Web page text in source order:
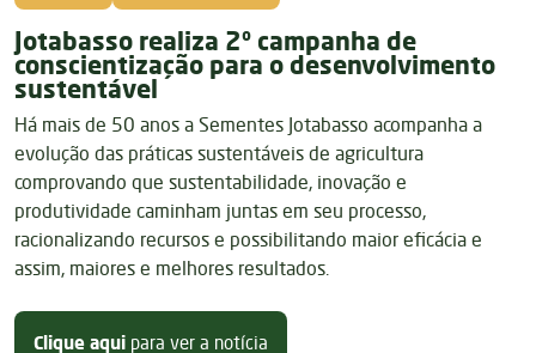
Jotabasso realiza 2º campanha de
conscientização para o desenvolvimento
sustentável
Há mais de 50 anos a Sementes Jotabasso acompanha a
evolução das práticas sustentáveis de agricultura
comprovando que sustentabilidade, inovação e
produtividade caminham juntas em seu processo,
racionalizando recursos e possibilitando maior eficácia e
assim, maiores e melhores resultados.
Clique aqui para ver a notícia